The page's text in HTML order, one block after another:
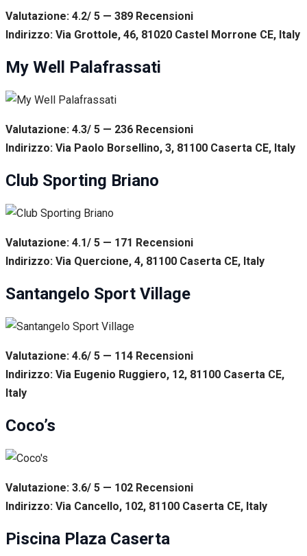
Valutazione: 4.2/ 5 — 389 Recensioni
Indirizzo: Via Grottole, 46, 81020 Castel Morrone CE, Italy
My Well Palafrassati
Valutazione: 4.3/ 5 — 236 Recensioni
Indirizzo: Via Paolo Borsellino, 3, 81100 Caserta CE, Italy
Club Sporting Briano
Valutazione: 4.1/ 5 — 171 Recensioni
Indirizzo: Via Quercione, 4, 81100 Caserta CE, Italy
Santangelo Sport Village
Valutazione: 4.6/ 5 — 114 Recensioni
Indirizzo: Via Eugenio Ruggiero, 12, 81100 Caserta CE,
Italy
Coco’s
Valutazione: 3.6/ 5 — 102 Recensioni
Indirizzo: Via Cancello, 102, 81100 Caserta CE, Italy
Piscina Plaza Caserta